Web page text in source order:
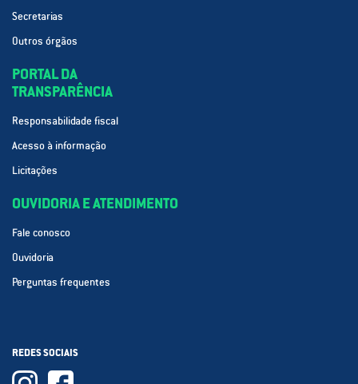
Secretarias
Outros órgãos
PORTAL DA
TRANSPARÊNCIA
Responsabilidade fiscal
Acesso à informação
Licitações
OUVIDORIA E ATENDIMENTO
Fale conosco
Ouvidoria
Perguntas frequentes
REDES SOCIAIS